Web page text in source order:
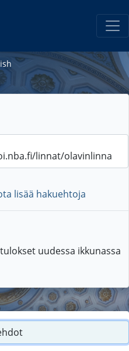
lisää hakuehtoja
uudessa ikkunassa